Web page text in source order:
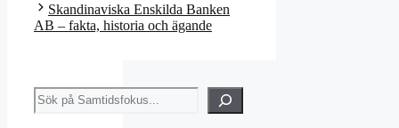
Skandinaviska Enskilda Banken
AB – fakta, historia och ägande
Sök